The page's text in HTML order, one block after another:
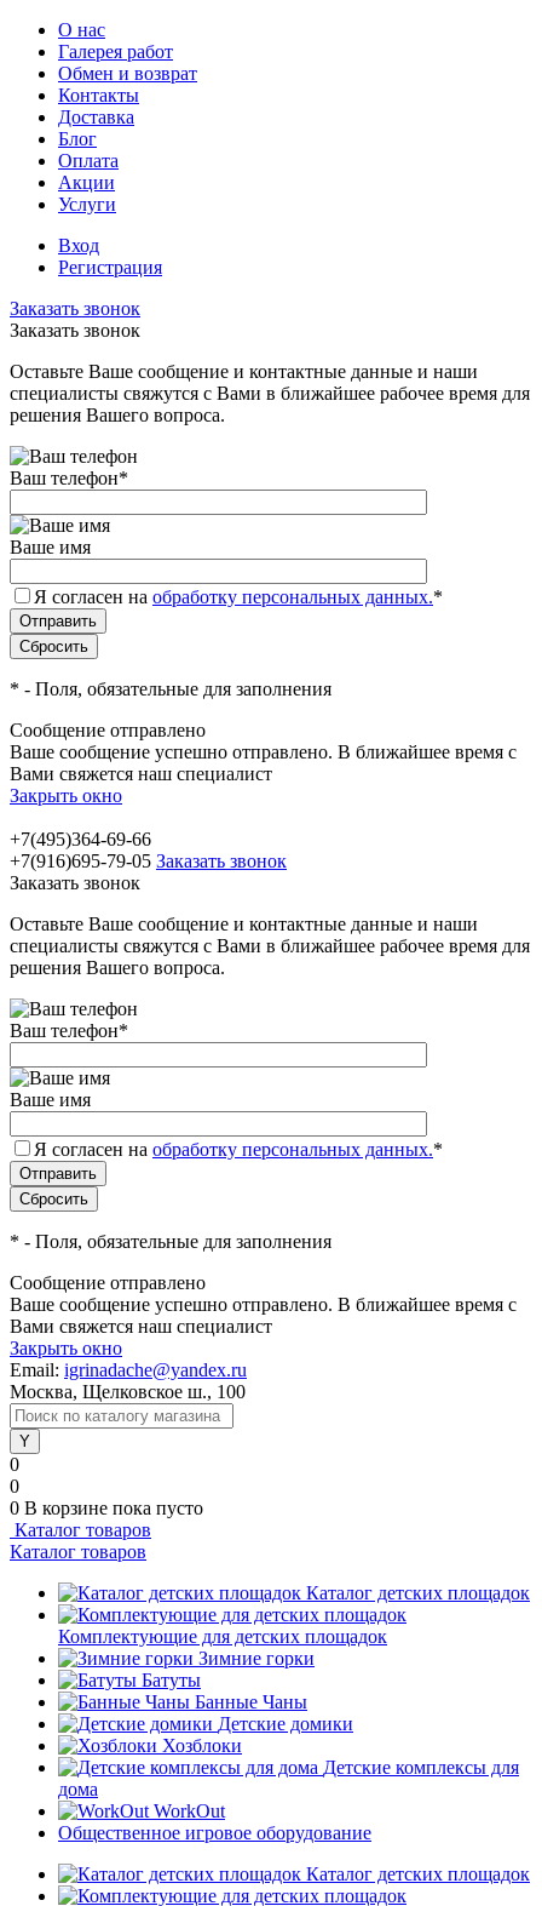
О нас
Галерея работ
Обмен и возврат
Контакты
Доставка
Блог
Оплата
Акции
Услуги
Вход
Регистрация
Заказать звонок
Заказать звонок
Оставьте Ваше сообщение и контактные данные и наши
специалисты свяжутся с Вами в ближайшее рабочее время для
решения Вашего вопроса.
Ваш телефон*
Ваше имя
Я согласен на обработку персональных данных.*
* - Поля, обязательные для заполнения
Сообщение отправлено
Ваше сообщение успешно отправлено. В ближайшее время с
Вами свяжется наш специалист
Закрыть окно
+7(495)364-69-66
+7(916)695-79-05 Заказать звонок
Заказать звонок
Оставьте Ваше сообщение и контактные данные и наши
специалисты свяжутся с Вами в ближайшее рабочее время для
решения Вашего вопроса.
Ваш телефон*
Ваше имя
Я согласен на обработку персональных данных.*
* - Поля, обязательные для заполнения
Сообщение отправлено
Ваше сообщение успешно отправлено. В ближайшее время с
Вами свяжется наш специалист
Закрыть окно
Email: igrinadache@yandex.ru
Москва, Щелковское ш., 100
0
0
0 В корзине пока пусто
Каталог товаров
Каталог товаров
Каталог детских площадок
Комплектующие для детских площадок
Зимние горки
Батуты
Банные Чаны
Детские домики
Хозблоки
Детские комплексы для
дома
WorkOut
Общественное игровое оборудование
Каталог детских площадок